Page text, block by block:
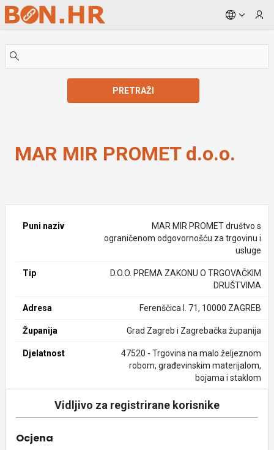
Skip to Main Content
PRETRAŽI
MAR MIR PROMET d.o.o.
Puni naziv
MAR MIR PROMET društvo s
ograničenom odgovornošću za trgovinu i
usluge
Tip
D.O.O. PREMA ZAKONU O TRGOVAČKIM
DRUŠTVIMA
Adresa Ferenščica I. 71, 10000 ZAGREB
Županija Grad Zagreb i Zagrebačka županija
Djelatnost
47520 - Trgovina na malo željeznom
robom, građevinskim materijalom,
bojama i staklom
Vidljivo za registrirane korisnike
Ocjena